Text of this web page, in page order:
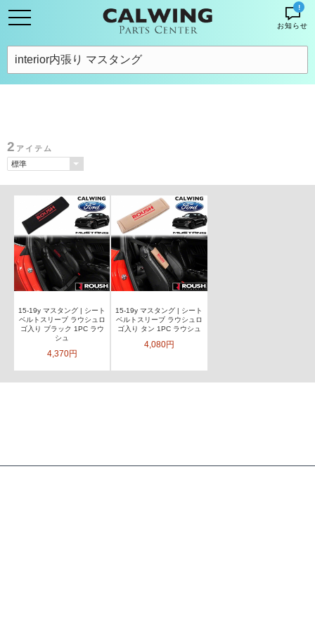
!
お知らせ
2 アイテム
15-19y マスタング | シート
ベルトスリーブ ラウシュロ
ゴ入り ブラック 1PC ラウ
シュ
4,370円
15-19y マスタング | シート
ベルトスリーブ ラウシュロ
ゴ入り タン 1PC ラウシュ
4,080円